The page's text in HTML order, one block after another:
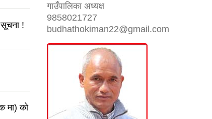
!
मा) को
गाउँपालिका अध्यक्ष
9858021727
budhathokiman22@gmail.com